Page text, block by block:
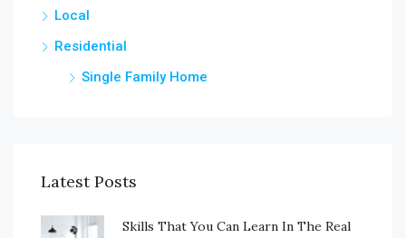
Local
Residential
Single Family Home
Latest Posts
Skills That You Can Learn In The Real